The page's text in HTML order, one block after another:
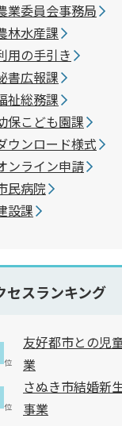
イル:739.6KB)
ァイル:86.9KB)
号）(Excelファイ
イル:170.1KB)
業委員会事務局
林水産課
用の手引き
書広報課
祉総務課
保こども園課
ウンロード様式
ンライン申請
民病院
設課
セスランキング
友好都市との児
業
さぬき市結婚新
事業